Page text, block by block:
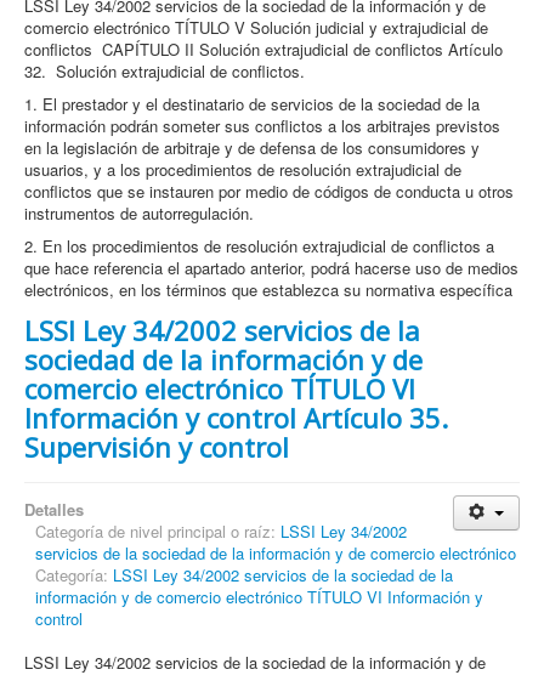
LSSI Ley 34/2002 servicios de la sociedad de la información y de
comercio electrónico TÍTULO V Solución judicial y extrajudicial de
conflictos CAPÍTULO II Solución extrajudicial de conflictos Artículo
32. Solución extrajudicial de conflictos.
1. El prestador y el destinatario de servicios de la sociedad de la
información podrán someter sus conflictos a los arbitrajes previstos
en la legislación de arbitraje y de defensa de los consumidores y
usuarios, y a los procedimientos de resolución extrajudicial de
conflictos que se instauren por medio de códigos de conducta u otros
instrumentos de autorregulación.
2. En los procedimientos de resolución extrajudicial de conflictos a
que hace referencia el apartado anterior, podrá hacerse uso de medios
electrónicos, en los términos que establezca su normativa específica
LSSI Ley 34/2002 servicios de la
sociedad de la información y de
comercio electrónico TÍTULO VI
Información y control Artículo 35.
Supervisión y control
Detalles
Categoría de nivel principal o raíz: LSSI Ley 34/2002
servicios de la sociedad de la información y de comercio electrónico
Categoría: LSSI Ley 34/2002 servicios de la sociedad de la
información y de comercio electrónico TÍTULO VI Información y
control
LSSI Ley 34/2002 servicios de la sociedad de la información y de